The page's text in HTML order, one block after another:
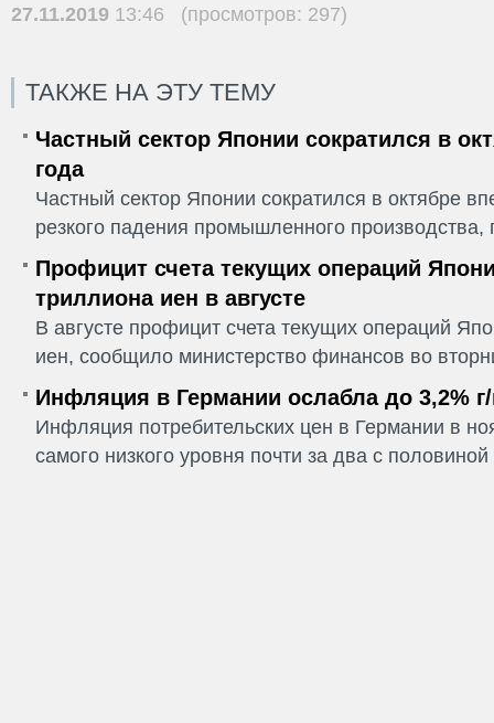
27.11.2019 13:46 (просмотров: 297)
ТАКЖЕ НА ЭТУ ТЕМУ
Частный сектор Японии сократился в
года
Частный сектор Японии сократился в октябре
резкого падения промышленного производства,
Профицит счета текущих операций
триллиона иен в августе
В августе профицит счета текущих операций
иен, сообщило министерство финансов во
Инфляция в Германии ослабла до 3,2%
Инфляция потребительских цен в Германии в
самого низкого уровня почти за два с половиной